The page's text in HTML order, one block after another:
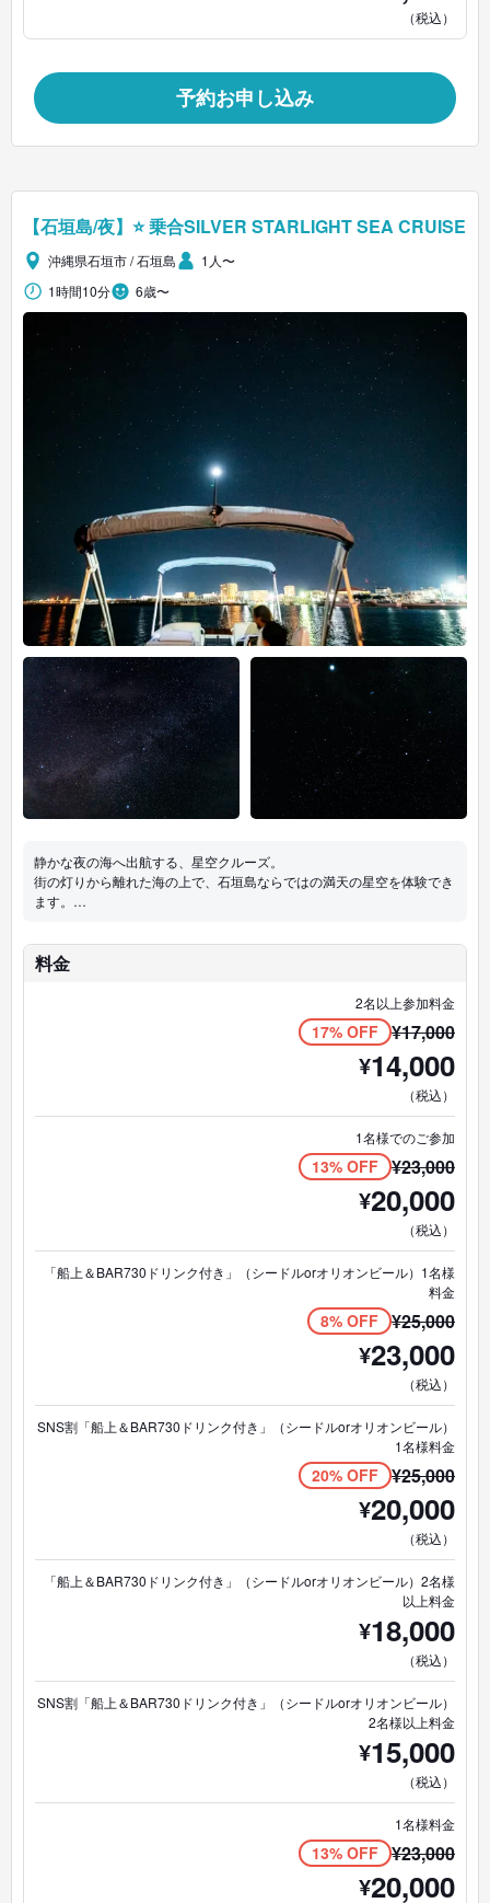
（税込）
予約お申し込み
【石垣島/夜】⭐ 乗合SILVER STARLIGHT SEA CRUISE
沖縄県石垣市 / 石垣島
1人〜
1時間10分
6歳〜
静かな夜の海へ出航する、星空クルーズ。
街の灯りから離れた海の上で、石垣島ならではの満天の星空を体験でき
ます。
記憶に残る、幻想的なナイトクルージングです。
所要時間：約70分
最大12名まで
料金
2名以上参加料金
17% OFF ¥17,000
¥14,000
（税込）
1名様でのご参加
13% OFF ¥23,000
¥20,000
（税込）
「船上＆BAR730ドリンク付き」（シードルorオリオンビール）1名様
料金
8% OFF ¥25,000
¥23,000
（税込）
SNS割「船上＆BAR730ドリンク付き」（シードルorオリオンビール）
1名様料金
20% OFF ¥25,000
¥20,000
（税込）
「船上＆BAR730ドリンク付き」（シードルorオリオンビール）2名様
以上料金
¥18,000
（税込）
SNS割「船上＆BAR730ドリンク付き」（シードルorオリオンビール）
2名様以上料金
¥15,000
（税込）
1名様料金
13% OFF ¥23,000
¥20,000